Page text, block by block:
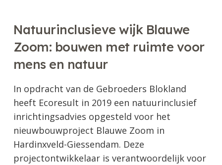
Natuurinclusieve wijk Blauwe
Zoom: bouwen met ruimte voor
mens en natuur
In opdracht van de Gebroeders Blokland
heeft Ecoresult in 2019 een natuurinclusief
inrichtingsadvies opgesteld voor het
nieuwbouwproject Blauwe Zoom in
Hardinxveld-Giessendam. Deze
projectontwikkelaar is verantwoordelijk voor